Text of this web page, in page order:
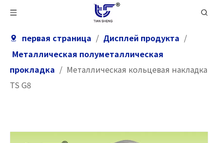
первая страница / Дисплей продукта /
Металлическая полуметаллическая
прокладка / Металлическая кольцевая накладка
TS G8